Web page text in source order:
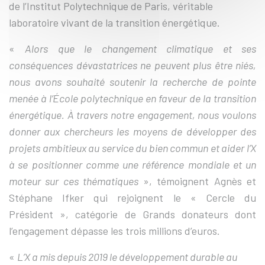
de l’Institut Polytechnique de Paris, véritable
laboratoire vivant de la transition énergétique.
« Alors que le changement climatique et ses
conséquences dévastatrices ne peuvent plus être niés,
nous avons souhaité soutenir la recherche de pointe
menée à l’École polytechnique en faveur de la transition
énergétique. À travers notre engagement, nous voulons
donner aux chercheurs les moyens de développer des
projets ambitieux au service du bien commun et aider l’X
à se positionner comme une référence mondiale et un
moteur sur ces thématiques», témoignent Agnès et
Stéphane Ifker qui rejoignent le « Cercle du
Président », catégorie de Grands donateurs dont
l’engagement dépasse les trois millions d’euros.
« L’X a mis depuis 2019 le développement durable au